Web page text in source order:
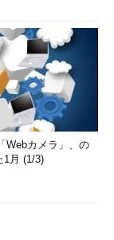
Webカメラ」、の
1月 (1/3)